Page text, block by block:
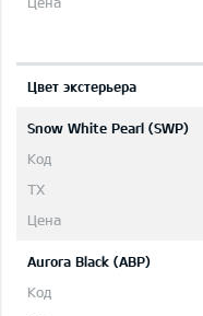
Цвет экстерьера
Snow White Pearl (SWP)
Aurora Black (ABP)